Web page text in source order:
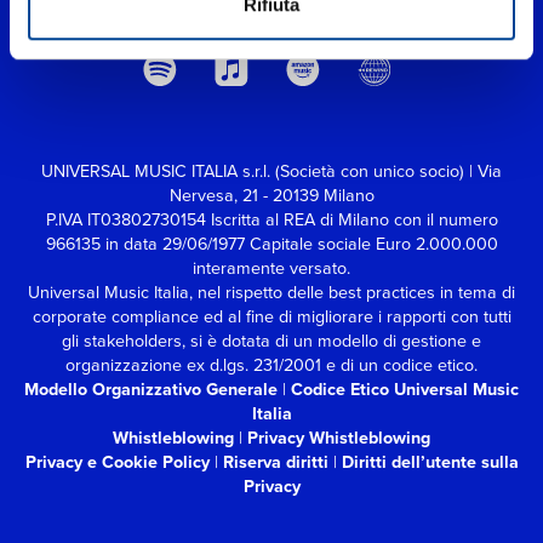
UNIVERSAL MUSIC ITALIA s.r.l. (Società con unico socio) | Via
Nervesa, 21 - 20139 Milano
P.IVA IT03802730154 Iscritta al REA di Milano con il numero
966135 in data 29/06/1977Capitale sociale Euro 2.000.000
interamente versato.
Universal Music Italia, nel rispetto delle best practices in tema di
corporate compliance ed al fine di migliorare i rapporti con tutti
gli stakeholders,si è dotata di un modello di gestione e
organizzazione ex d.lgs. 231/2001 e di un codice etico.
Modello Organizzativo Generale | Codice Etico Universal Music
Italia
Whistleblowing | Privacy Whistleblowing
Privacy e Cookie Policy| Riserva diritti | Diritti dell’utente sulla
Privacy